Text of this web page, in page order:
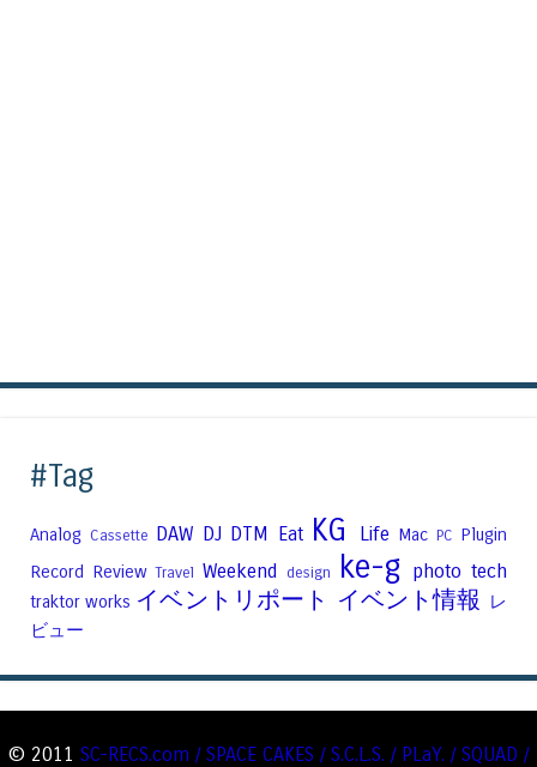
#Tag
Analog Cassette DAW DJ DTM Eat KG Life Mac PC Plugin
Record Review Travel Weekend design ke-g photo tech
traktor works イベントリポート イベント情報
レ
ビュー
© 2011 SC-RECS.com / SPACE CAKES / S.C.L.S. / PLaY. / SQUAD /